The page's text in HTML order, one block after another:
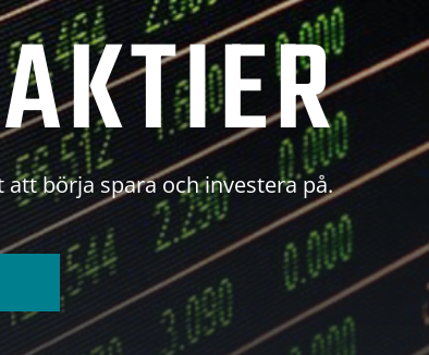
börja spara och investera på.